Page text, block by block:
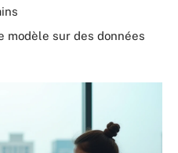
sur des données